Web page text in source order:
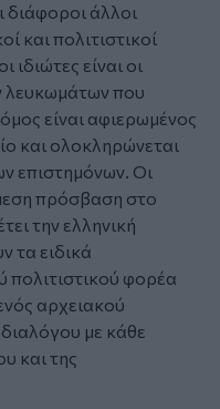
διάφοροι άλλοι
και πολιτιστικοί
ιδιώτες είναι οι
λευκωμάτων που
είναι αφιερωμένος
και ολοκληρώνεται
επιστημόνων. Οι
πρόσβαση στο
την ελληνική
τα ειδικά
πολιτιστικού φορέα
αρχειακού
με κάθε
και της